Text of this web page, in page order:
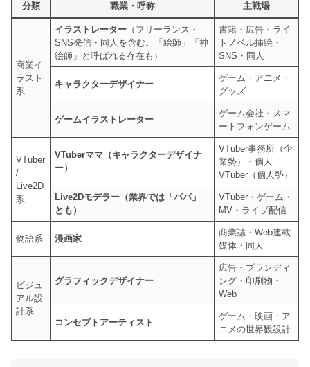
分類 職業・呼称 主戦場
商業イ
ラスト
系
イラストレーター （フリーランス・
SNS発信・同人を含む。「絵師」「神
絵師」と呼ばれる存在も）
書籍・広告・ライ
トノベル挿絵・
SNS・同人
キャラクターデザイナー
ゲーム・アニメ・
グッズ
ゲームイラストレーター
ゲーム会社・スマ
ートフォンゲーム
VTuber
/
Live2D
系
VTuberママ（キャラクターデザイナ
ー）
VTuber事務所（企
業勢）・個人
VTuber（個人勢）
Live2Dモデラー（業界では「パパ」
とも）
VTuber・ゲーム・
MV・ライブ配信
物語系 漫画家
商業誌・Web連載
媒体・同人
ビジュ
アル設
計系
グラフィックデザイナー
広告・ブランディ
ング・印刷物・
Web
コンセプトアーティスト
ゲーム・映画・ア
ニメの世界観設計